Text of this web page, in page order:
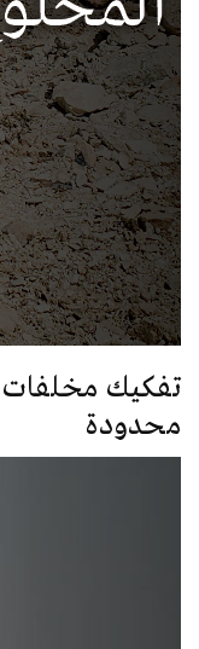
تفكيك مخلفات
محدودة